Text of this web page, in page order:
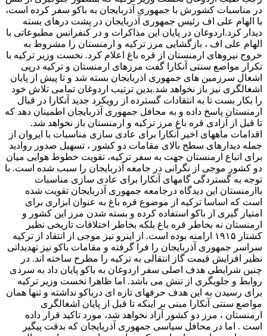
در مناسبات کشورش با جمهوری آذربایجان به باکو سفر کرده است،
با الهام علی اف رئیس جمهوری آذربایجان در پشت درهای بسته
دیدار کرد.اردوغان در پایان این مذاکرات و در کنفرانس مطبوعاتی با
الهام علی اف ، بازگشایی مرز ترکیه و ارمنستان را مشروط به
خروج نیروهای ارمنستان از قره باغ اعلام کرد. نخست وزیر ترکیه با
تکرار مواضع سنتی آنکارا گفت مرزهای ارمنستان و ترکیه درپی
اشغال سرزمین های جمهوری اذربایجان بسته شد و تا پیش از پایان
اشغالگری نیز باز نخواهد شد.بدین ترتیب اردوغان تمامی تلاش خود
را بکار بست تا به انتقادات گسترده از رویکرد جدید آنکارا در قبال
ارمنستان پاسخ داده و به محافل جمهوری آذربایجان اطمینان دهد که
تا قبل از آزادی قره باغ مرز ترکیه و ارمنستان باز نخواهد شد.
اقدامات ماههای اخیر آنکارا برای عادی سازی مناسبات با ایروان از
جمله دیدارهای سطح بالای مقامات دو کشور ، تسهیل صدور روادید
برای اتباع ارمنستان جهت به سفر ترکیه، تقویت خطوط هوایی میان
دو کشور موجی از نگرانی در جامعه آذربایجان را سبب شده است. با
توجه به گستردگی گامهای آنکارا برای عادی سازی مناسبات
باارمنستان این دیدگاه درجامعه جمهوری آذربایجان تقویت شده
است که اساسا ترکیه از موضوع قره باغ به عنوان ابزاری برای
امتیاز گیری از باکو استفاده کرده و بسته شدن مرز این کشور و
ارمنستان نه بخاطر قره باغ بلکه بخاطر اختلافات تاریخی نظیر
کشتار ۱۹۱۵ ارامنه بوده است. از اینرو نیز موجی از انتقاد از ترکیه
سراسر جمهوری آذربایجان را فرا گرفته و مقامات باکو نیز تهدیداتی
نظیر افزایش قیمت گاز انتقالی به ترکیه را مطرح ساخته اند. در
چنین شرایطی هدف اصلی سفر اردوغان به باکو پایان داد به سردی
روابط و جلویگری از تنش می باشد. اما ظاهرا نخست وزیر ترکیه
برای رسیدن به این هدف حرفهای تازه ای درباکو نداشته و تنها همان
مواضع سنتی آنکارا مبنی بر اینکه تا قبل از پایان اشغالگری
ارمنستان ، مرز دو کشور آزاد نخواهد شد، مورد تاکید قرار داده
است . اما در محافل سیاسی جمهوری آذربایجان که بدقت پیگیر